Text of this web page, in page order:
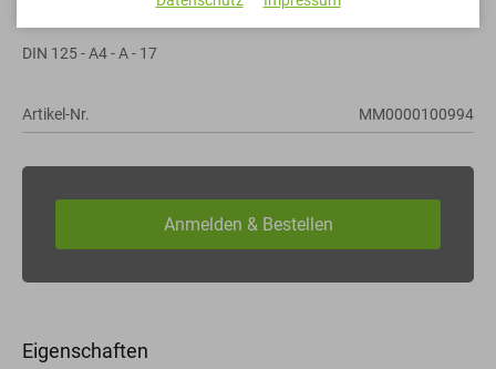
DIN 125 - A4 - A - 17
Artikel-Nr. MM0000100994
Eigenschaften